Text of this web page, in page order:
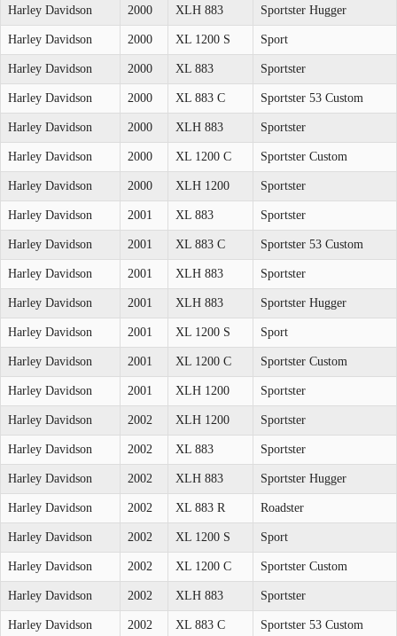
Harley Davidson 2000 XLH 883 Sportster Hugger
Harley Davidson 2000 XL 1200 S Sport
Harley Davidson 2000 XL 883 Sportster
Harley Davidson 2000 XL 883 C Sportster 53 Custom
Harley Davidson 2000 XLH 883 Sportster
Harley Davidson 2000 XL 1200 C Sportster Custom
Harley Davidson 2000 XLH 1200 Sportster
Harley Davidson 2001 XL 883 Sportster
Harley Davidson 2001 XL 883 C Sportster 53 Custom
Harley Davidson 2001 XLH 883 Sportster
Harley Davidson 2001 XLH 883 Sportster Hugger
Harley Davidson 2001 XL 1200 S Sport
Harley Davidson 2001 XL 1200 C Sportster Custom
Harley Davidson 2001 XLH 1200 Sportster
Harley Davidson 2002 XLH 1200 Sportster
Harley Davidson 2002 XL 883 Sportster
Harley Davidson 2002 XLH 883 Sportster Hugger
Harley Davidson 2002 XL 883 R Roadster
Harley Davidson 2002 XL 1200 S Sport
Harley Davidson 2002 XL 1200 C Sportster Custom
Harley Davidson 2002 XLH 883 Sportster
Harley Davidson 2002 XL 883 C Sportster 53 Custom